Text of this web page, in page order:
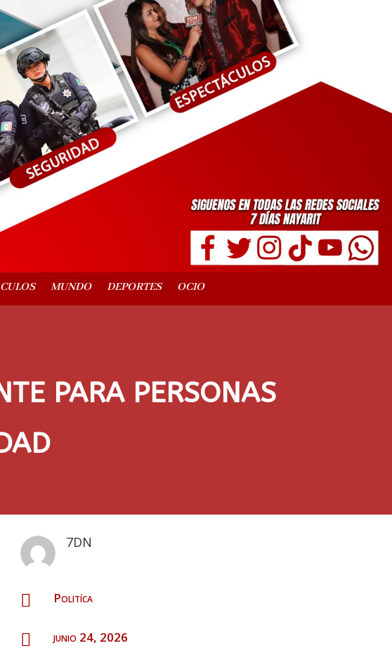
MUNDO DEPORTES OCIO
PARA PERSONAS
7DN
 Politíca
 junio 24, 2026